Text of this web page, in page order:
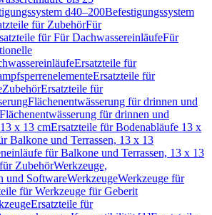
d40–200Befestigungssystem
für ZubehörFür
für Für DachwassereinläufeFür
Ersatzteile für
Ersatzteile für
ZubehörErsatzteile für
Flächenentwässerung für drinnen und
für drinnen und
x 13 cmErsatzteile für Bodenabläufe 13 x
Balkone und Terrassen, 13 x 13
für Balkone und Terrassen, 13 x 13
ZubehörWerkzeuge,
und SoftwareWerkzeugeWerkzeuge für
für Werkzeuge für Geberit
Ersatzteile für